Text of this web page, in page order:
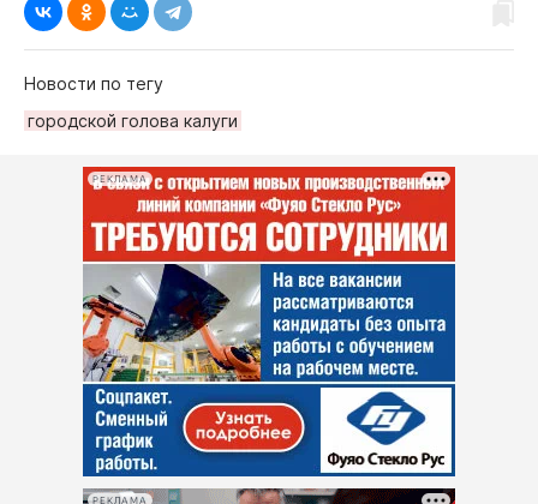
Новости по тегу
городской голова калуги
РЕКЛАМА
РЕКЛАМА